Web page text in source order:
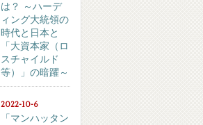
は？ ～ハーデ
ィング大統領の
時代と日本と
「大資本家（ロ
スチャイルド
等）」の暗躍～
2022-10-6
「マンハッタン